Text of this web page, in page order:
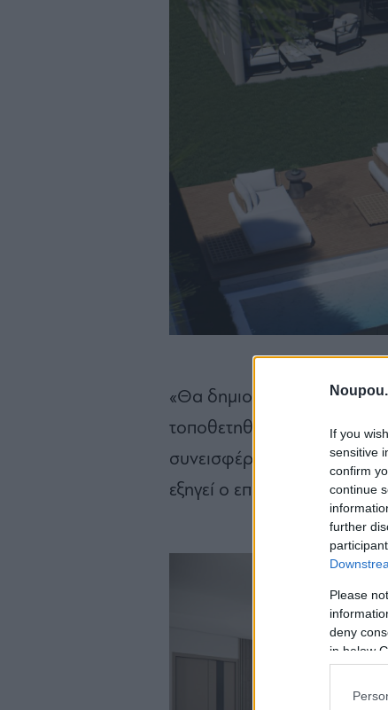
If you
sensitive
confirm
continue
further
Please
deny
in below
«Θα δημιουργηθούν
τοποθετηθούν
συνεισφέρουν στην
εξηγεί ο επικεφαλής της